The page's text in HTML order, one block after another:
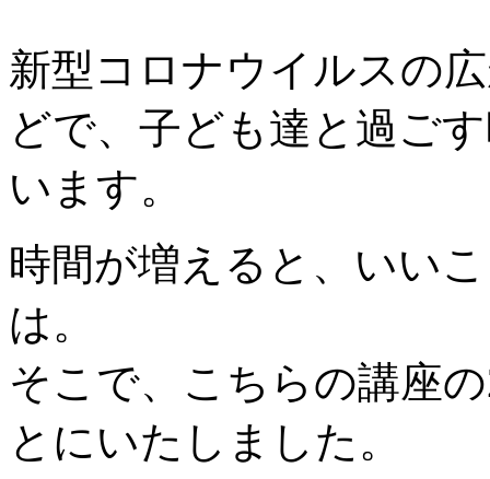
新型コロナウイルスの
どで、子ども達と過ご
います。
時間が増えると、いい
は。
そこで、こちらの講座
とにいたしました。